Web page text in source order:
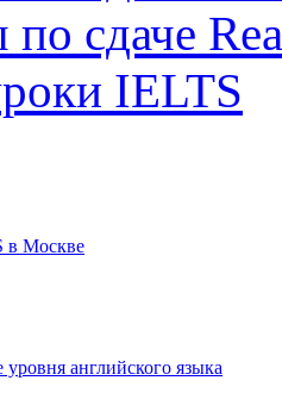
сдаче
IELTS
в Москве
английского языка